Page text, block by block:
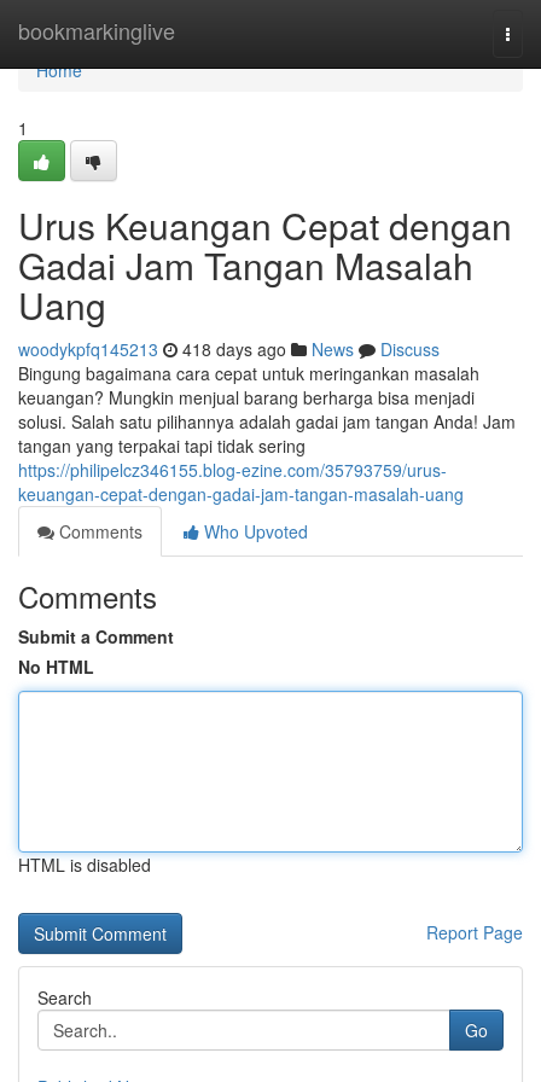
bookmarkinglive
Home
Home
1
Urus Keuangan Cepat dengan
Gadai Jam Tangan Masalah
Uang
woodykpfq145213 418 days ago News
Discuss
Bingung bagaimana cara cepat untuk meringankan masalah
keuangan? Mungkin menjual barang berharga bisa menjadi
solusi. Salah satu pilihannya adalah gadai jam tangan Anda! Jam
tangan yang terpakai tapi tidak sering
https://philipelcz346155.blog-ezine.com/35793759/urus-
keuangan-cepat-dengan-gadai-jam-tangan-masalah-uang
Comments
Who Upvoted
Comments
Submit a Comment
No HTML
HTML is disabled
Report Page
Search
Go